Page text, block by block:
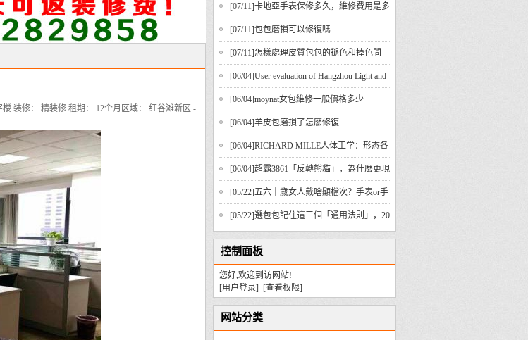
楼 装修： 精装修 租期： 12个月 区域： 红谷滩新区 -
[07/11]​卡地亞手表保修多久，維修費用是多
少？
[07/11]​包包磨損可以修復嗎
[07/11]​怎樣處理皮質包包的褪色和掉色問
題？
[06/04]User evaluation of Hangzhou Light and
Shadow Wedding Photography
[06/04]​moynat女包維修一般價格多少
[06/04]羊皮包磨損了怎麽修復
[06/04]RICHARD MILLE人体工学：形态各
异，贴合始终
[06/04]超霸3861「反轉熊貓」，為什麽更現
代、更豪華？
[05/22]五六十歲女人戴啥顯檔次？手表or手
鐲，這些技巧要知道！
[05/22]選包包記住這三個「通用法則」，20
到50歲都實用
控制面板
您好,欢迎到访网站!
[用户登录] [查看权限]
网站分类